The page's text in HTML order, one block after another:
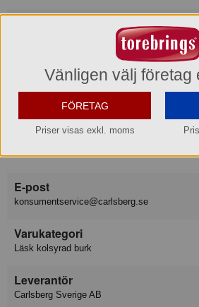
Konsumentkontakt
Konsumentservice, Carlsberg Sverige AB
Postadress
Box 3040, 169 03 SOLNA
Telefon
020-78 80 20
E-post
konsumentservice@carlsberg.se
Varukategori
Läsk kolsyrad burk
Leverantör
Carlsberg Sverige AB
Vänligen välj företag
FÖRETAG
Priser visas exkl. moms